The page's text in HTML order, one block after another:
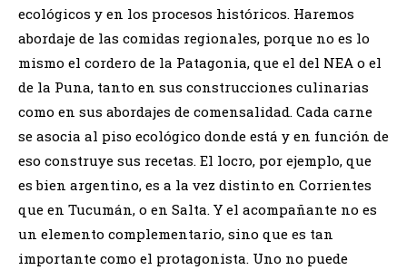
ecológicos y en los procesos históricos. Haremos
abordaje de las comidas regionales, porque no es lo
mismo el cordero de la Patagonia, que el del NEA o el
de la Puna, tanto en sus construcciones culinarias
como en sus abordajes de comensalidad. Cada carne
se asocia al piso ecológico donde está y en función de
eso construye sus recetas. El locro, por ejemplo, que
es bien argentino, es a la vez distinto en Corrientes
que en Tucumán, o en Salta. Y el acompañante no es
un elemento complementario, sino que es tan
importante como el protagonista. Uno no puede